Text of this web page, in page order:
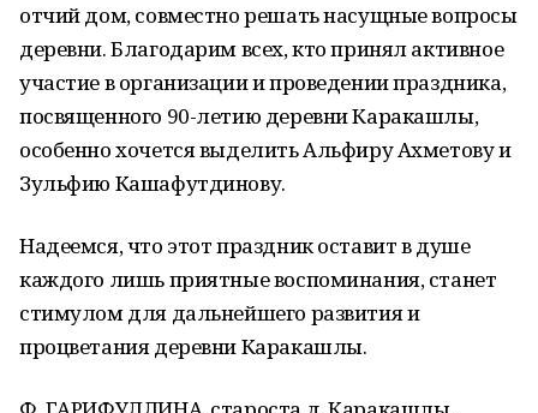
отчий дом, совместно решать насущные вопросы
деревни. Благодарим всех, кто принял активное
участие в организации и проведении праздника,
посвященного 90-летию деревни Каракашлы,
особенно хочется выделить Альфиру Ахметову и
Зульфию Кашафутдинову.
Надеемся, что этот праздник оставит в душе
каждого лишь приятные воспоминания, станет
стимулом для дальнейшего развития и
процветания деревни Каракашлы.